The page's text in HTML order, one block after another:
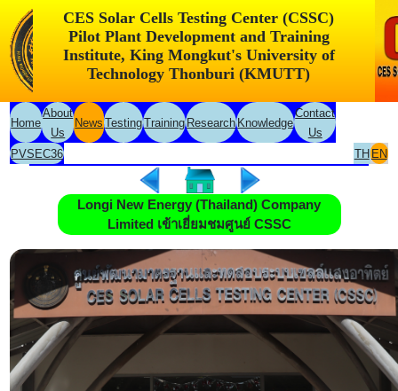
CES Solar Cells Testing Center (CSSC)
Pilot Plant Development and Training
Institute, King Mongkut's University of
Technology Thonburi (KMUTT)
Home
About
Us
News TestingTraining Research Knowledge
Contact
Us
PVSEC36
TH EN
Longi New Energy (Thailand) Company
Limited เข้าเยี่ยมชมศูนย์ CSSC